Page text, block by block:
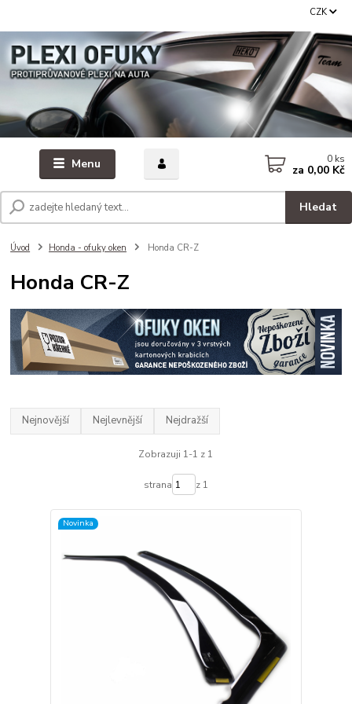
Menu
CZK
Hledat
0 ks
za 0,00 Kč
Úvod Honda - ofuky oken Honda CR-Z
Honda CR-Z
Nejnovější Nejlevnější Nejdražší
Zobrazuji 1-1 z 1
strana z 1
Novinka